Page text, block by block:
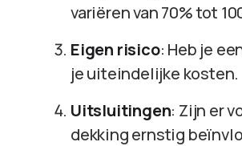
variëren van 70% tot
Eigen risico: Heb je
je uiteindelijke kosten.
Uitsluitingen: Zijn er
dekking ernstig